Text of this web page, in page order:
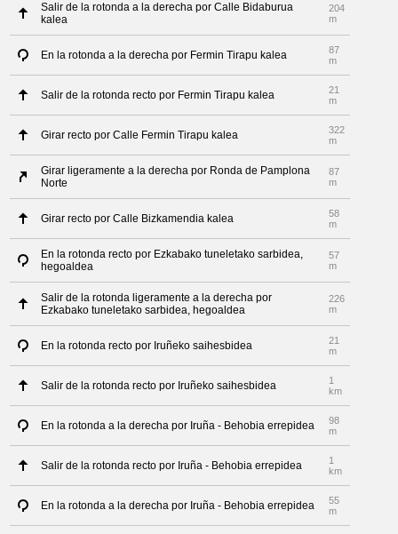
Salir de la rotonda a la derecha por Calle Bidaburua
kalea
204
m
En la rotonda a la derecha por Fermin Tirapu kalea
87
m
Salir de la rotonda recto por Fermin Tirapu kalea
21
m
Girar recto por Calle Fermin Tirapu kalea
322
m
Girar ligeramente a la derecha por Ronda de Pamplona
Norte
87
m
Girar recto por Calle Bizkamendia kalea
58
m
En la rotonda recto por Ezkabako tuneletako sarbidea,
hegoaldea
57
m
Salir de la rotonda ligeramente a la derecha por
Ezkabako tuneletako sarbidea, hegoaldea
226
m
En la rotonda recto por Iruñeko saihesbidea
21
m
Salir de la rotonda recto por Iruñeko saihesbidea
1
km
En la rotonda a la derecha por Iruña - Behobia errepidea
98
m
Salir de la rotonda recto por Iruña - Behobia errepidea
1
km
En la rotonda a la derecha por Iruña - Behobia errepidea
55
m